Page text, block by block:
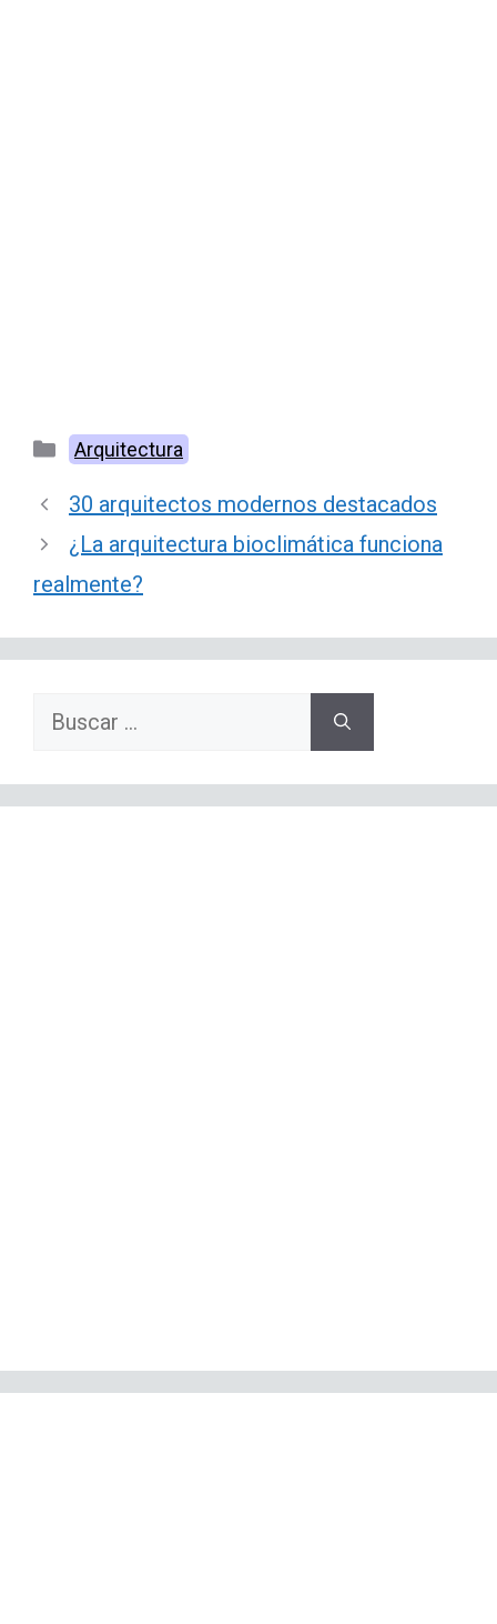
Categorías
Arquitectura
30 arquitectos modernos destacados
¿La arquitectura bioclimática funciona
realmente?
Buscar: